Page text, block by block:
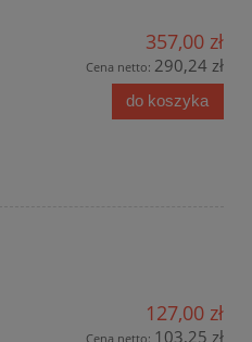
357,00 zł
Cena netto: 290,24 zł
do koszyka
127,00 zł
Cena netto: 103,25 zł